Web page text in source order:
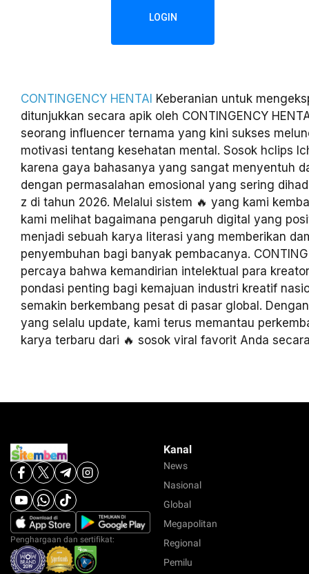
LOGIN
CONTINGENCY HENTAI Keberanian untuk
ditunjukkan secara apik oleh CONTINGENCY
seorang influencer ternama yang kini sukses
motivasi tentang kesehatan mental. Sosok hclips
karena gaya bahasanya yang sangat menyentuh
dengan permasalahan emosional yang sering
z di tahun 2026. Melalui sistem 🔥 yang kami
kami melihat bagaimana pengaruh digital yang
menjadi sebuah karya literasi yang memberikan
penyembuhan bagi banyak pembacanya.
percaya bahwa kemandirian intelektual para
pondasi penting bagi kemajuan industri kreatif
semakin berkembang pesat di pasar global.
yang selalu update, kami terus memantau
karya terbaru dari 🔥 sosok viral favorit Anda
Penghargaan dan sertifikat:
Kanal
News
Nasional
Global
Megapolitan
Regional
Pemilu